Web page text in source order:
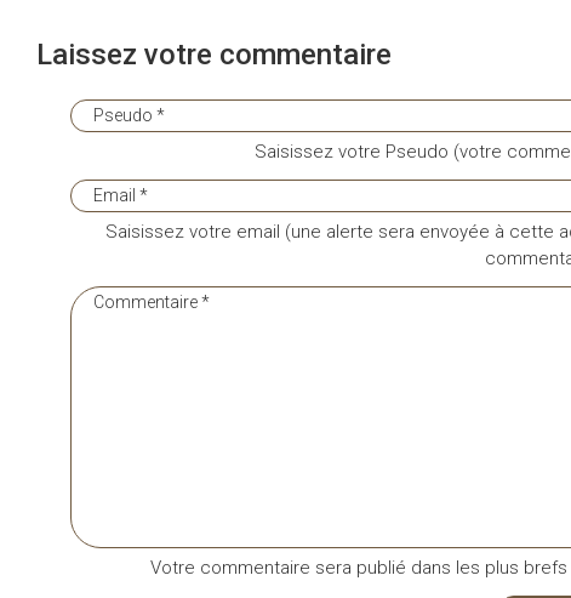
Laissez votre commentaire
Saisissez votre Pseudo (votre
Saisissez votre email (une alerte sera envoyée à cette
Votre commentaire sera publié dans les plus